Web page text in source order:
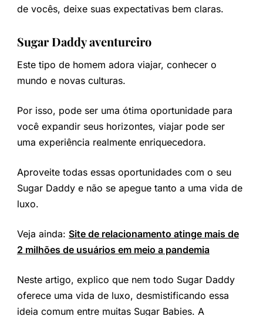
de vocês, deixe suas expectativas bem claras.
Sugar Daddy aventureiro
Este tipo de homem adora viajar, conhecer o
mundo e novas culturas.
Por isso, pode ser uma ótima oportunidade para
você expandir seus horizontes, viajar pode ser
uma experiência realmente enriquecedora.
Aproveite todas essas oportunidades com o seu
Sugar Daddy e não se apegue tanto a uma vida de
luxo.
Veja ainda: Site de relacionamento atinge mais de
2 milhões de usuários em meio a pandemia
Neste artigo, explico que nem todo Sugar Daddy
oferece uma vida de luxo, desmistificando essa
ideia comum entre muitas Sugar Babies. A